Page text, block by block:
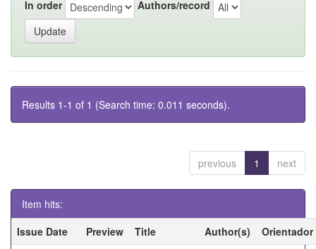
In order Authors/record
Results 1-1 of 1 (Search time: 0.011 seconds).
previous 1 next
Item hits:
Issue Date
Preview Title Author(s)
Orientador